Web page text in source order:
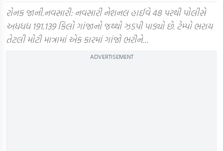
રોનક જાની.નવસારી: નવસારી નેશનલ હાઈવે 48 પરથી પોલીસે
અધધધ 191.139 કિલો ગાંજાનો જથ્થો ઝડપી પાડ્યો છે. ટેમ્પો ભરાય
તેટલી મોટી માત્રામાં એક કારમાં ગાંજો ભરીને…
ADVERTISEMENT